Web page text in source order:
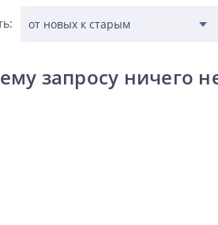
запросу ничего